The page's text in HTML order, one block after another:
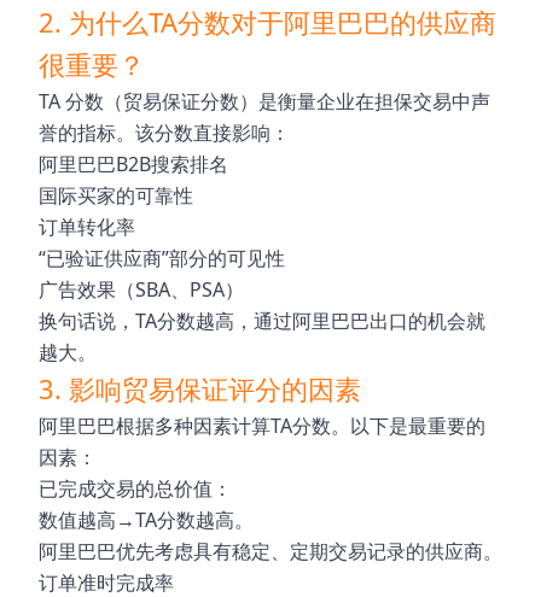
2. 为什么TA分数对于阿里巴巴的供应商
很重要？
TA 分数（贸易保证分数）是衡量企业在担保交易中声
誉的指标。该分数直接影响：
阿里巴巴B2B搜索排名
国际买家的可靠性
订单转化率
“已验证供应商”部分的可见性
广告效果（SBA、PSA）
换句话说，TA分数越高，通过阿里巴巴出口的机会就
越大。
3. 影响贸易保证评分的因素
阿里巴巴根据多种因素计算TA分数。以下是最重要的
因素：
已完成交易的总价值：
数值越高→TA分数越高。
阿里巴巴优先考虑具有稳定、定期交易记录的供应商。
订单准时完成率